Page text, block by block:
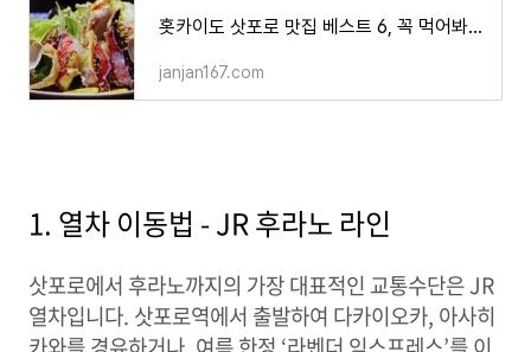
홋카이도 삿포로 맛집 베스트 6, 꼭 먹어봐야 하는 추천 음식 게 요리 징기스칸
janjan167.com
1. 열차 이동법 - JR 후라노 라인
삿포로에서 후라노까지의 가장 대표적인 교통수단은 JR
열차입니다. 삿포로역에서 출발하여 다카이오카, 아사히